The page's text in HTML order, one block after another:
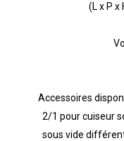
(L x P x
Accessoires
2/1 pour cuiseur
sous vide